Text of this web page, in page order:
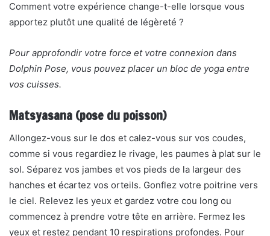
Comment votre expérience change-t-elle lorsque vous
apportez plutôt une qualité de légèreté ?
Pour approfondir votre force et votre connexion dans
Dolphin Pose, vous pouvez placer un bloc de yoga entre
vos cuisses.
Matsyasana (pose du poisson)
Allongez-vous sur le dos et calez-vous sur vos coudes,
comme si vous regardiez le rivage, les paumes à plat sur le
sol. Séparez vos jambes et vos pieds de la largeur des
hanches et écartez vos orteils. Gonflez votre poitrine vers
le ciel. Relevez les yeux et gardez votre cou long ou
commencez à prendre votre tête en arrière. Fermez les
yeux et restez pendant 10 respirations profondes. Pour